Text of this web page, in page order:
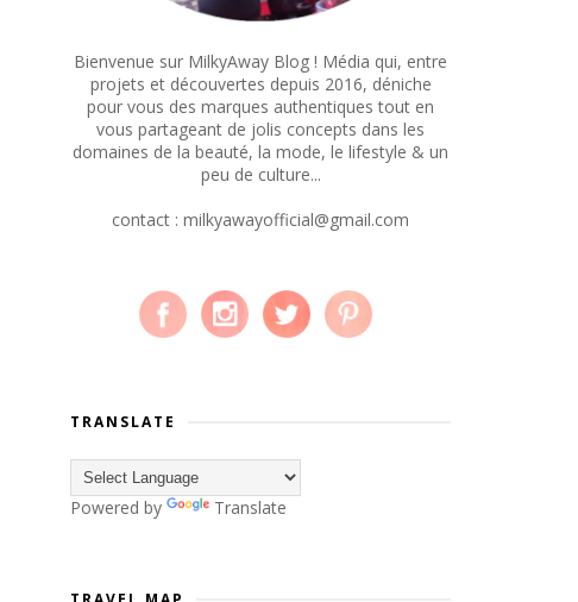
Bienvenue sur MilkyAway Blog ! Média qui, entre
projets et découvertes depuis 2016, déniche
pour vous des marques authentiques tout en
vous partageant de jolis concepts dans les
domaines de la beauté, la mode, le lifestyle & un
peu de culture...
contact : milkyawayofficial@gmail.com
TRANSLATE
Powered by Translate